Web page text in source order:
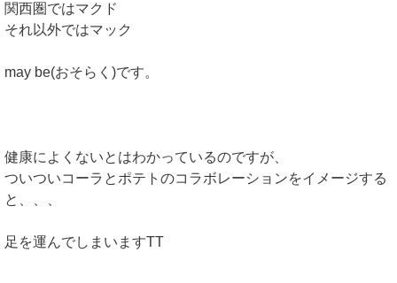
関西圏ではマクド
それ以外ではマック
may be(おそらく)です。
健康によくないとはわかっているのですが、
ついついコーラとポテトのコラボレーションをイメージする
と、、、
足を運んでしまいますTT